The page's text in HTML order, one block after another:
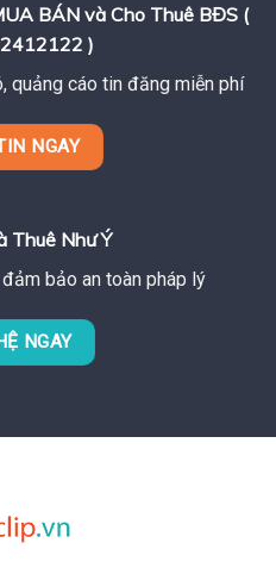
BÁN và Cho Thuê BĐS (
)
quảng cáo tin đăng miễn phí
NGAY
Thuê Như Ý
bảo an toàn pháp lý
NGAY